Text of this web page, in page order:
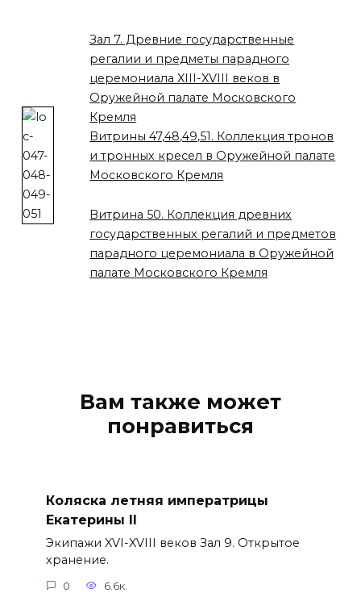
Зал 7. Древние государственные
регалии и предметы парадного
церемониала XIII-XVIII веков в
Оружейной палате Московского
Кремля
Витрины 47,48,49,51. Коллекция тронов
и тронных кресел в Оружейной палате
Московского Кремля
Витрина 50. Коллекция древних
государственных регалий и предметов
парадного церемониала в Оружейной
палате Московского Кремля
Вам также может
понравиться
Коляска летняя императрицы
Екатерины II
Экипажи XVI-XVIII веков Зал 9. Открытое
хранение.
0 6.6к.